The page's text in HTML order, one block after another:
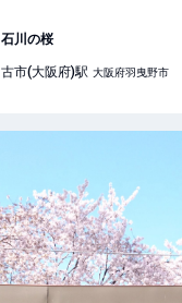
石川の桜
古市(大阪府)駅 大阪府羽曳野市